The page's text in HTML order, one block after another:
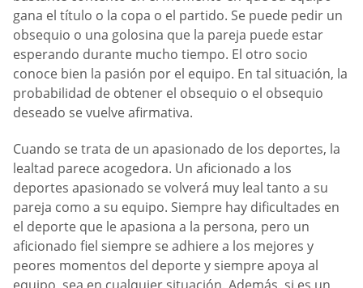
gana el título o la copa o el partido. Se puede pedir un
obsequio o una golosina que la pareja puede estar
esperando durante mucho tiempo. El otro socio
conoce bien la pasión por el equipo. En tal situación, la
probabilidad de obtener el obsequio o el obsequio
deseado se vuelve afirmativa.
Cuando se trata de un apasionado de los deportes, la
lealtad parece acogedora. Un aficionado a los
deportes apasionado se volverá muy leal tanto a su
pareja como a su equipo. Siempre hay dificultades en
el deporte que le apasiona a la persona, pero un
aficionado fiel siempre se adhiere a los mejores y
peores momentos del deporte y siempre apoya al